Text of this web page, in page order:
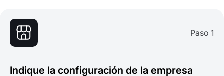
Paso 1
Indique la configuración de la empresa